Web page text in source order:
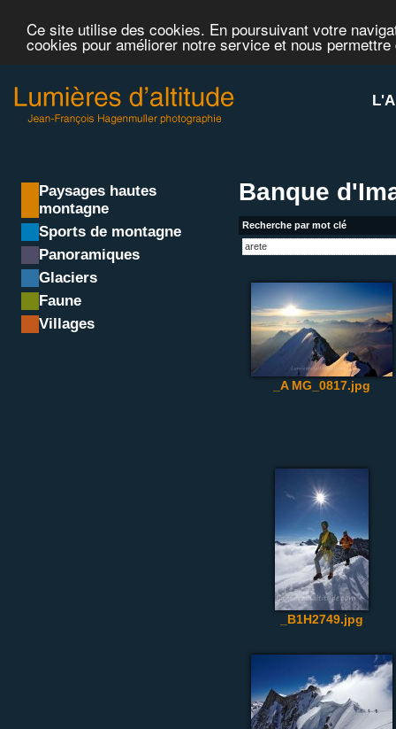
Ce site utilise des cookies. En poursuivant votre
cookies pour améliorer notre service et nous
Paysages hautes
montagne
Sports de montagne
Panoramiques
Glaciers
Faune
Villages
Banque
Recherche par mot clé
_A MG_0817.jpg
_B1H2749.jpg